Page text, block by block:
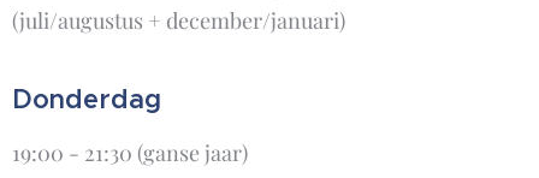
(juli/augustus + december/januari)
Donderdag
19:00 - 21:30 (ganse jaar)